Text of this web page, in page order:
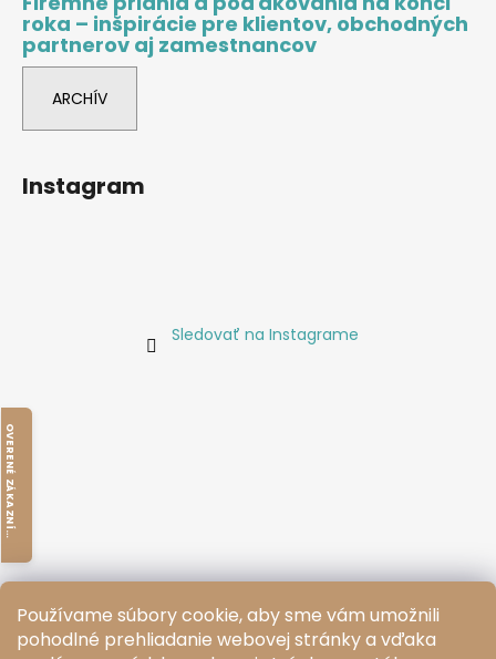
Používame súbory cookie, aby sme vám umožnili
pohodlné prehliadanie webovej stránky a vďaka
roka – inšpirácie pre klientov, obchodných
partnerov aj zamestnancov
ARCHÍV
Instagram
Sledovať na Instagrame
O
V
E
R
E
N
É
Z
Á
K
A
Z
N
Í
K
M
I